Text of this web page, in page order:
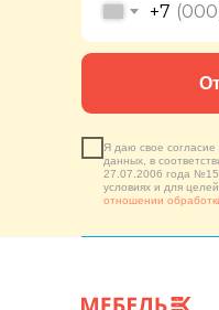
+7
Я даю свое согласие
данных, в
27.07.2006 года
условиях и для
отношении